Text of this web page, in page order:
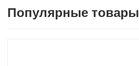
Популярные товары